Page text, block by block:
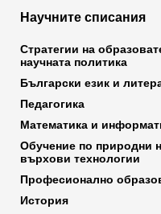
Научните списания
Стратегии на
научната политика
Български език и
Педагогика
Математика и
Обучение по природни
върхови технологии
Професионално
История